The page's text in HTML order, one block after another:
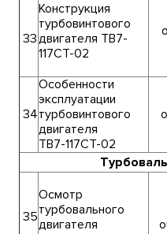
33
Конструкция
турбовинтового
двигателя ТВ7-
117СТ-02
34
Особенности
эксплуатации
турбовинтового
двигателя
ТВ7-117СТ-02
35
Осмотр
турбовального
двигателя